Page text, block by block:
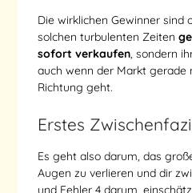
Die wirklichen Gewinner sind
solchen turbulenten Zeiten
sofort verkaufen, sondern
auch wenn der Markt gerade
Richtung geht.
Erstes
Es geht also darum, das
Augen zu verlieren und dir
und Fehler 4 darum,